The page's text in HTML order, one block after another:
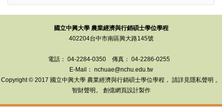
國立中興大學 農業經濟與行銷碩士學位學程
402204台中市南區興大路145號
電話： 04-2284-0350
傳真： 04-2286-0255
E-Mail： nchuae@nchu.edu.tw
Copyright © 2017 國立中興大學 農業經濟與行銷碩士學位學程， 請詳見隱私聲明 。
智財聲明 。 創億網頁設計製作